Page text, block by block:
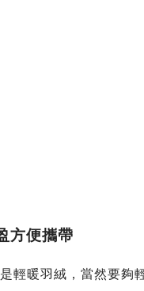
方便攜帶
輕暖羽絨，當然要夠